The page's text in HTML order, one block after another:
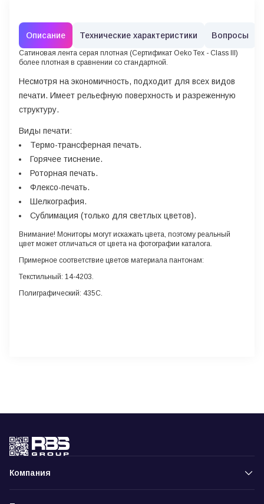
Описание Технические характеристики Вопросы
Сатиновая лента серая плотная (Сертификат Oeko Tex - Class III)
более плотная в сравнении со стандартной.
Несмотря на экономичность, подходит для всех видов
печати. Имеет рельефную поверхность и разреженную
структуру.
Виды печати:
Термо-трансферная печать.
Горячее тиснение.
Роторная печать.
Флексо-печать.
Шелкография.
Сублимация (только для светлых цветов).
Внимание! Мониторы могут искажать цвета, поэтому реальный
цвет может отличаться от цвета на фотографии каталога.
Примерное соответствие цветов материала пантонам:
Текстильный: 14-4203.
Полиграфический: 435С.
Компания